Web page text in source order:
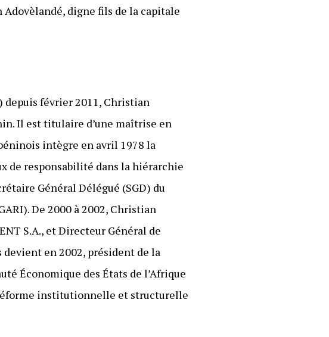
digne fils de la capitale
depuis février 2011, Christian
Il est titulaire d’une maîtrise en
intègre en avril 1978 la
de responsabilité dans la hiérarchie
Général Délégué (SGD) du
De 2000 à 2002, Christian
S.A., et Directeur Général de
devient en 2002, président de la
Économique des États de l’Afrique
institutionnelle et structurelle